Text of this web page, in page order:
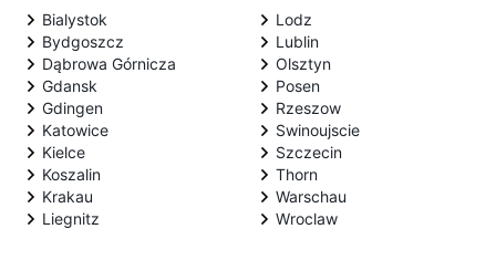
Bialystok
Bydgoszcz
Dąbrowa Górnicza
Gdansk
Gdingen
Katowice
Kielce
Koszalin
Krakau
Liegnitz
Lodz
Lublin
Olsztyn
Posen
Rzeszow
Swinoujscie
Szczecin
Thorn
Warschau
Wroclaw